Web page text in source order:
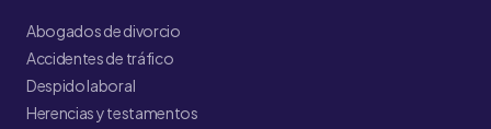
Abogados de divorcio
Accidentes de tráfico
Despido laboral
Herencias y testamentos